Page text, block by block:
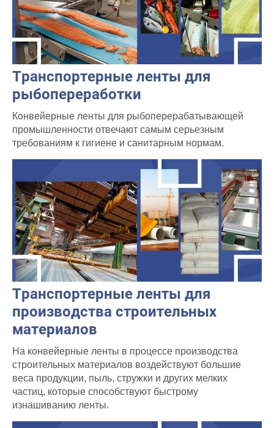
Транспортерные ленты для
рыбопереработки
Конвейерные ленты для рыбоперерабатывающей
промышленности отвечают самым серьезным
требованиям к гигиене и санитарным нормам.
Транспортерные ленты для
производства строительных
материалов
На конвейерные ленты в процессе производства
строительных материалов воздействуют большие
веса продукции, пыль, стружки и других мелких
частиц, которые способствуют быстрому
изнашиванию ленты.